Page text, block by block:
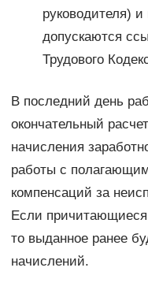
руководителя)
допускаются
Трудового
В последний день
окончательный
начисления
работы с
компенсаций за
Если
то выданное ранее
начислений.